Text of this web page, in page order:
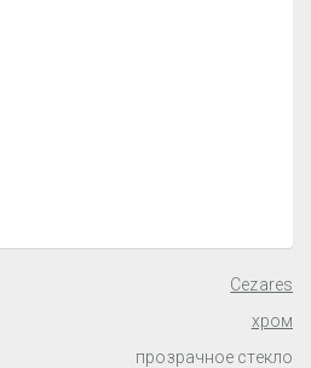
Cezares
хром
прозрачное стекло